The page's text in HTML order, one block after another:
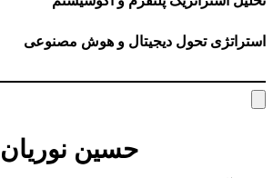
استراتژی تحول دیجیتال و هوش مصنوعی
حسین نوریان